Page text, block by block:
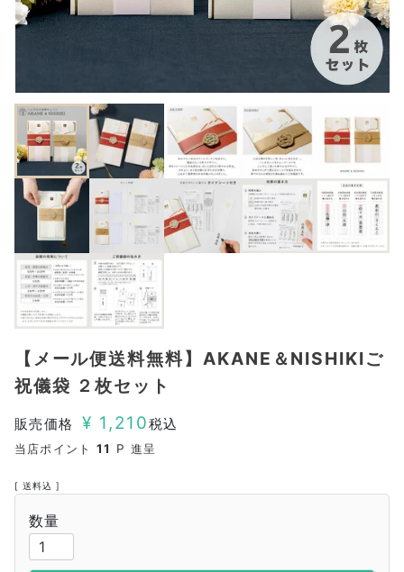
【メール便送料無料】AKANE＆NISHIKIご
祝儀袋 ２枚セット
販売価格 ¥ 1,210税込
当店ポイント 11 P 進呈
送料込